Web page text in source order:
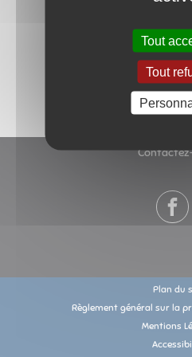
Plan du
Règlement général sur la
Mentions
Tout
Tout